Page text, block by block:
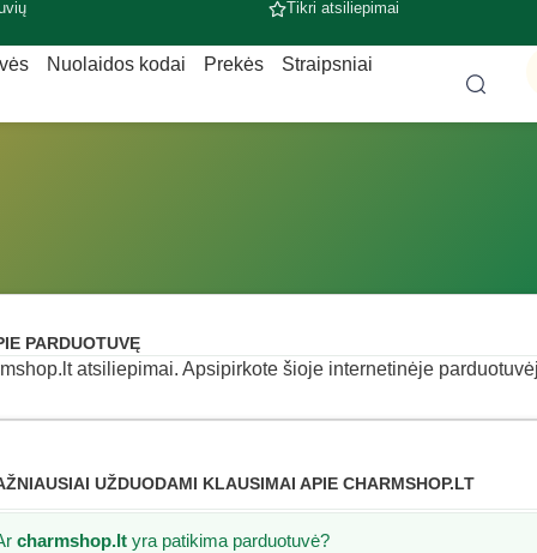
Tikri atsiliepimai
Nuolaidos kodai Prekės Straipsniai
PARDUOTUVĘ
atsiliepimai. Apsipirkote šioje internetinėje
UŽDUODAMI KLAUSIMAI APIE CHARMSHOP.LT
charmshop.lt yra patikima parduotuvė?